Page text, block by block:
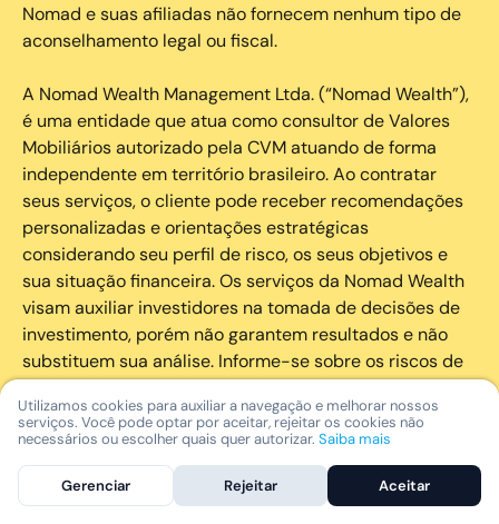
Nomad e suas afiliadas não fornecem nenhum tipo de
aconselhamento legal ou fiscal.
A Nomad Wealth Management Ltda. (“Nomad Wealth”),
é uma entidade que atua como consultor de Valores
Mobiliários autorizado pela CVM atuando de forma
independente em território brasileiro. Ao contratar
seus serviços, o cliente pode receber recomendações
personalizadas e orientações estratégicas
considerando seu perfil de risco, os seus objetivos e
sua situação financeira. Os serviços da Nomad Wealth
visam auxiliar investidores na tomada de decisões de
investimento, porém não garantem resultados e não
substituem sua análise. Informe-se sobre os riscos de
cada investimento e invista com responsabilidade.
As marcas registradas, logotipos e marcas de serviço
que aparecem nos Serviços, incluindo, mas não se
limitando à marca registrada “Nomad” são marcas
Utilizamos cookies para auxiliar a navegação e melhorar nossos
serviços. Você pode optar por aceitar, rejeitar os cookies não
necessários ou escolher quais quer autorizar. Saiba mais
Gerenciar Rejeitar Aceitar